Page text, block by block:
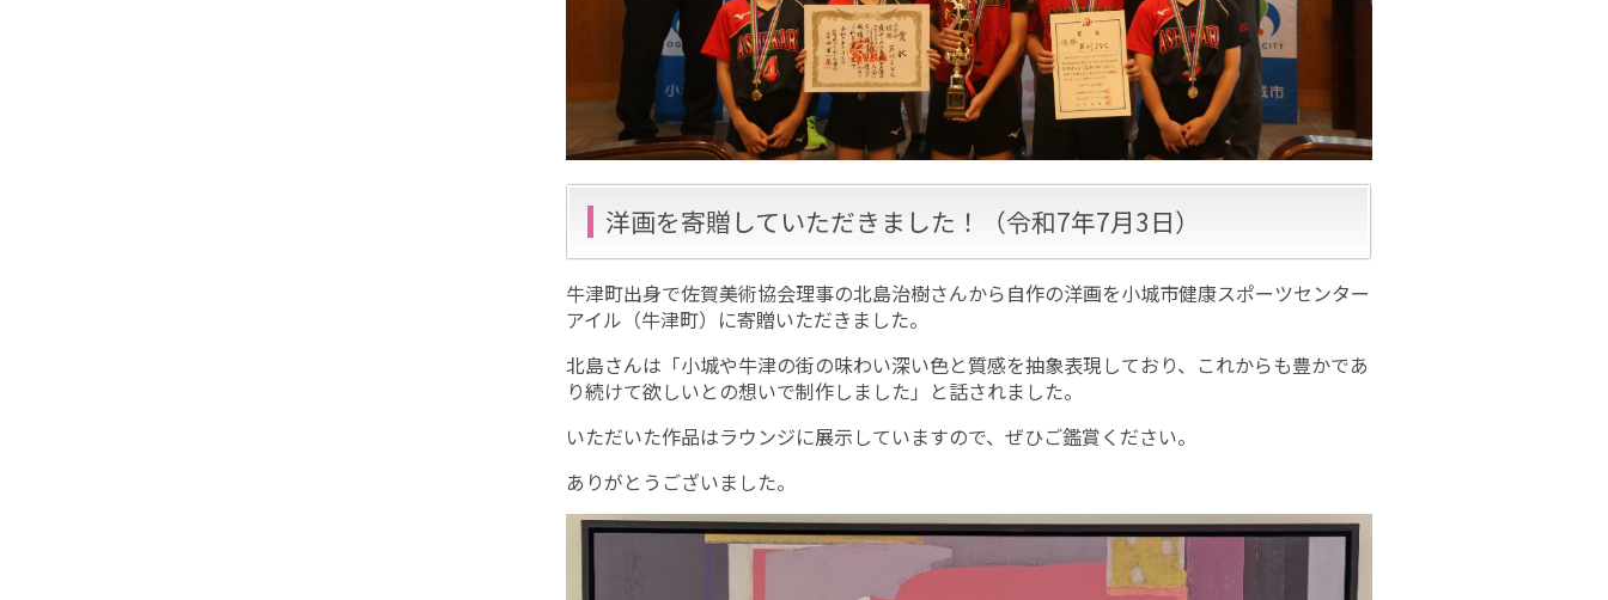
洋画を寄贈していただきました！（令和7年7月3日）
牛津町出身で佐賀美術協会理事の北島治樹さんから自作の洋画を小城市健康スポーツセンター
アイル（牛津町）に寄贈いただきました。
北島さんは「小城や牛津の街の味わい深い色と質感を抽象表現しており、これからも豊かであ
り続けて欲しいとの想いで制作しました」と話されました。
いただいた作品はラウンジに展示していますので、ぜひご鑑賞ください。
ありがとうございました。